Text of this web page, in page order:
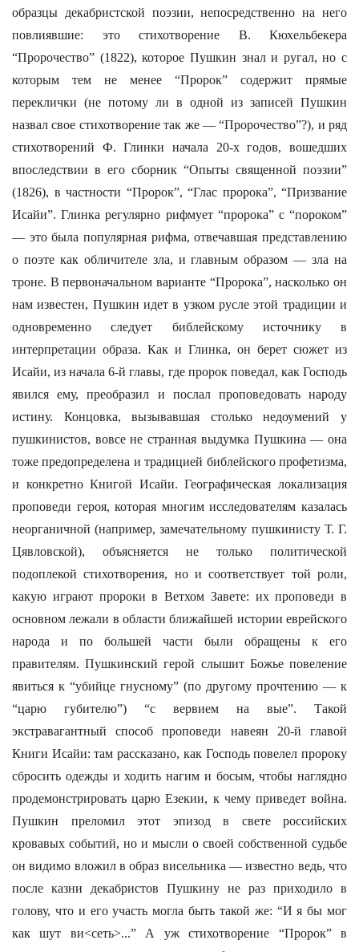
образцы декабристской поэзии, непосредственно на него
повлиявшие: это стихотворение В. Кюхельбекера
“Пророчество” (1822), которое Пушкин знал и ругал, но с
которым тем не менее “Пророк” содержит прямые
переклички (не потому ли в одной из записей Пушкин
назвал свое стихотворение так же — “Пророчество”?), и ряд
стихотворений Ф. Глинки начала 20-х годов, вошедших
впоследствии в его сборник “Опыты священной поэзии”
(1826), в частности “Пророк”, “Глас пророка”, “Призвание
Исайи”. Глинка регулярно рифмует “пророка” с “пороком”
— это была популярная рифма, отвечавшая представлению
о поэте как обличителе зла, и главным образом — зла на
троне. В первоначальном варианте “Пророка”, насколько он
нам известен, Пушкин идет в узком русле этой традиции и
одновременно следует библейскому источнику в
интерпретации образа. Как и Глинка, он берет сюжет из
Исайи, из начала 6-й главы, где пророк поведал, как Господь
явился ему, преобразил и послал проповедовать народу
истину. Концовка, вызывавшая столько недоумений у
пушкинистов, вовсе не странная выдумка Пушкина — она
тоже предопределена и традицией библейского профетизма,
и конкретно Книгой Исайи. Географическая локализация
проповеди героя, которая многим исследователям казалась
неорганичной (например, замечательному пушкинисту Т. Г.
Цявловской), объясняется не только политической
подоплекой стихотворения, но и соответствует той роли,
какую играют пророки в Ветхом Завете: их проповеди в
основном лежали в области ближайшей истории еврейского
народа и по большей части были обращены к его
правителям. Пушкинский герой слышит Божье повеление
явиться к “убийце гнусному” (по другому прочтению — к
“царю губителю”) “с вервием на вые”. Такой
экстравагантный способ проповеди навеян 20-й главой
Книги Исайи: там рассказано, как Господь повелел пророку
сбросить одежды и ходить нагим и босым, чтобы наглядно
продемонстрировать царю Езекии, к чему приведет война.
Пушкин преломил этот эпизод в свете российских
кровавых событий, но и мысли о своей собственной судьбе
он видимо вложил в образ висельника — известно ведь, что
после казни декабристов Пушкину не раз приходило в
голову, что и его участь могла быть такой же: “И я бы мог
как шут ви<сеть>...” А уж стихотворение “Пророк” в